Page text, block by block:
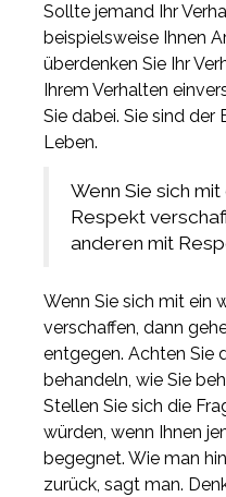
Sollte jemand Ihr
beispielsweise Ihnen
überdenken Sie Ihr
Ihrem Verhalten
Sie dabei. Sie sind der
Leben.
Wenn Sie sich
Respekt
anderen mit
Wenn Sie sich mit ein
verschaffen, dann
entgegen. Achten Sie
behandeln, wie Sie
Stellen Sie sich die
würden, wenn Ihnen
begegnet. Wie man
zurück, sagt man.